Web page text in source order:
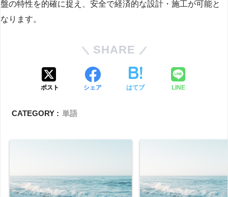
盤の特性を的確に捉え、安全で経済的な設計・施工が可能と
なります。
SHARE
ポスト シェア はてブ LINE
CATEGORY : 単語